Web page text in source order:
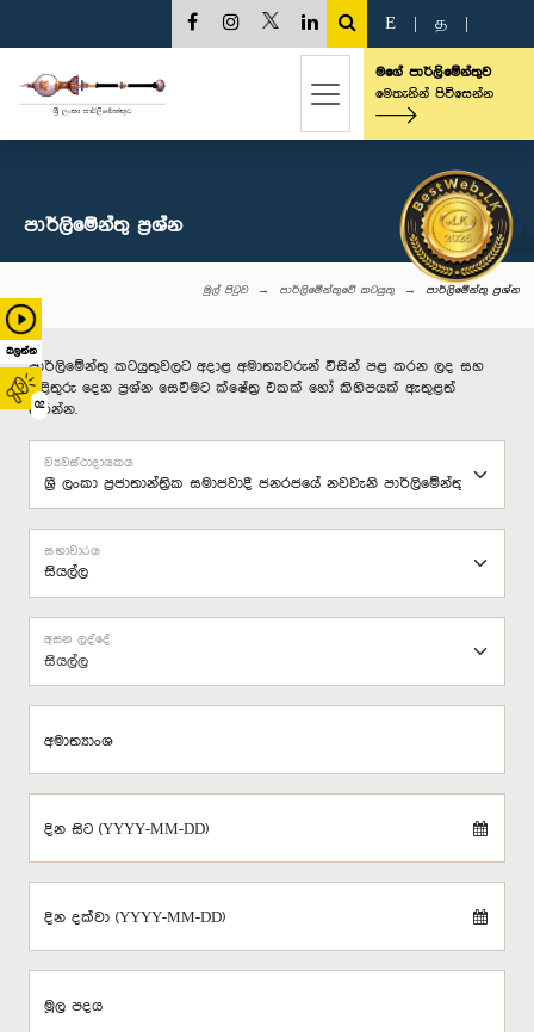
බලන්න
02
E த
මගේ පාර්ලිමේන්තුව
මෙතැනින් පිවිසෙන්න
පාර්ලි‌මේන්තු‌ ප්‍රශ්න
මුල් පිටුව පාර්ලිමේන්තුවේ කටයුතු පාර්ලි‌මේන්තු‌ ප්‍රශ්න
පාර්ලිමේන්තු කටයුතුවලට අදාළ අමාත්‍යවරුන් විසින් පළ කරන ලද සහ
පිළිතුරු දෙන ප්‍රශ්න සෙවීමට ක්ෂේත්‍ර එකක් හෝ කිහිපයක් ඇතුළත්
කරන්න.
ව්‍යවස්ථාදායකය
සභාවාරය
සියල්ල
අසන ලද්දේ
අමාත්‍යාංශ
දින සිට (YYYY-MM-DD)
දින දක්වා (YYYY-MM-DD)
මූල පදය